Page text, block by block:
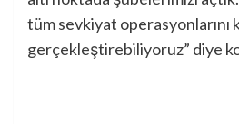
tüm sevkiyat operasyonlarını
gerçekleştirebiliyoruz” diye